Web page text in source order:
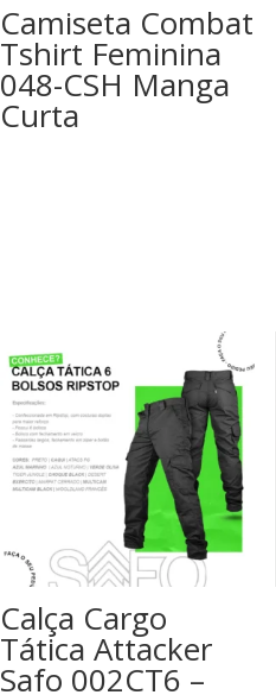
Camiseta Combat
Tshirt Feminina
048-CSH Manga
Curta
Calça Cargo
Tática Attacker
Safo 002CT6 –